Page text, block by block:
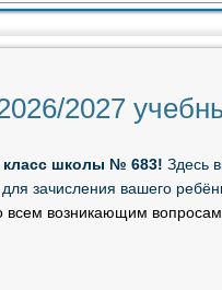
2027
класс школы № 683! Здесь
зачисления вашего
всем возникающим